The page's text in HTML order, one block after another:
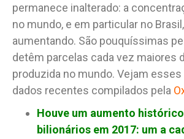
permanece inalterado: a
no mundo, e em particular no
aumentando. São pouquíssimas
detêm parcelas cada vez maiores
produzida no mundo. Vejam esses
dados recentes compilados pela
Houve um aumento
bilionários em 2017: um a